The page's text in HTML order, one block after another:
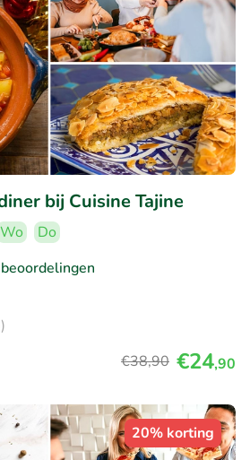
bij Cuisine Tajine
Wo
Do
€38,90 €24,90
20% korting